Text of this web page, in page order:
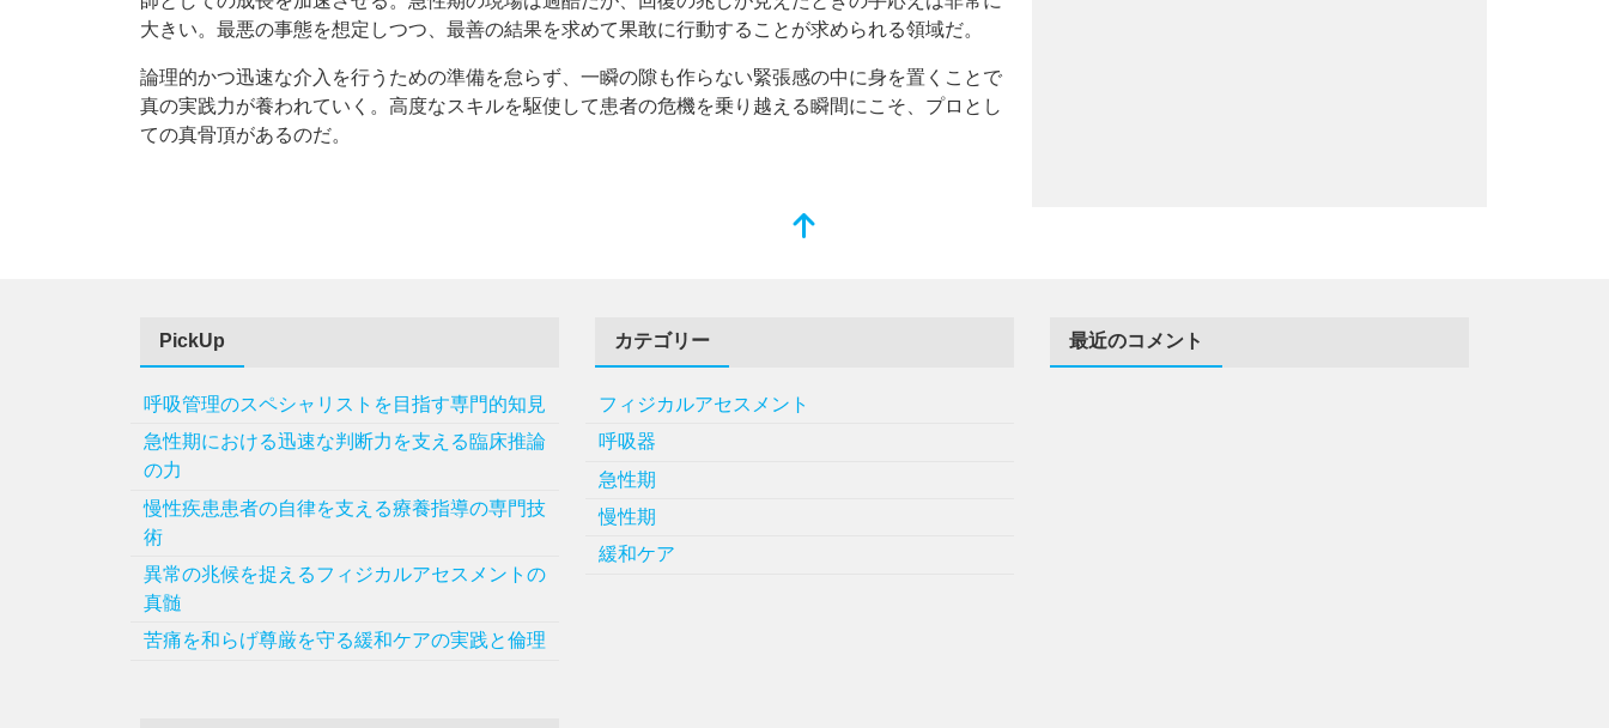
大きい。最悪の事態を想定しつつ、最善の結果を求めて果敢に行動することが求められる領域だ。
論理的かつ迅速な介入を行うための準備を怠らず、一瞬の隙も作らない緊張感の中に身を置くことで
真の実践力が養われていく。高度なスキルを駆使して患者の危機を乗り越える瞬間にこそ、プロとし
ての真骨頂があるのだ。
PickUp
呼吸管理のスペシャリストを目指す専門的知見
急性期における迅速な判断力を支える臨床推論
の力
慢性疾患患者の自律を支える療養指導の専門技
術
異常の兆候を捉えるフィジカルアセスメントの
真髄
苦痛を和らげ尊厳を守る緩和ケアの実践と倫理
カテゴリー
フィジカルアセスメント
呼吸器
急性期
慢性期
緩和ケア
最近のコメント